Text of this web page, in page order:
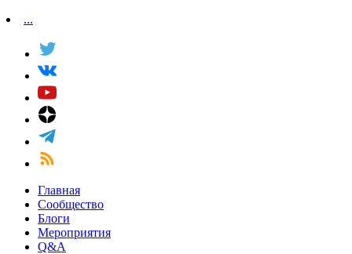
...
Главная
Сообщество
Блоги
Мероприятия
Q&A